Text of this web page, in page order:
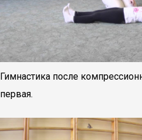
Гимнастика после
первая.